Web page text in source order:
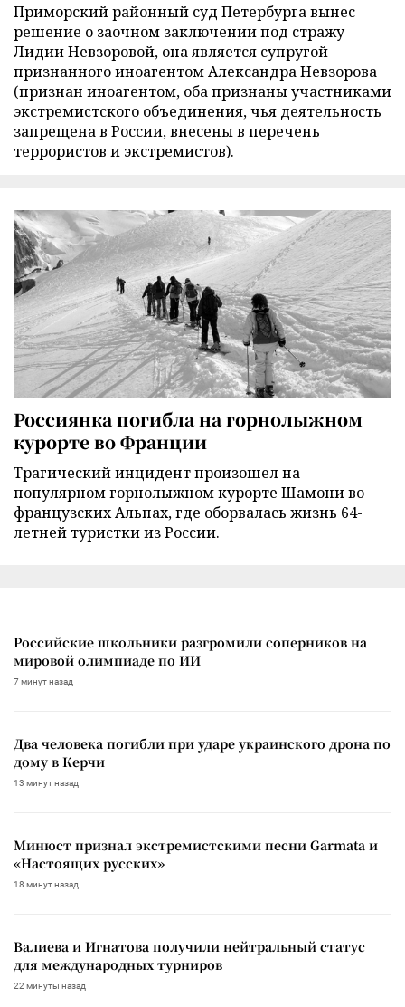
Приморский районный суд Петербурга вынес
решение о заочном заключении под стражу
Лидии Невзоровой, она является супругой
признанного иноагентом Александра Невзорова
(признан иноагентом, оба признаны участниками
экстремистского объединения, чья деятельность
запрещена в России, внесены в перечень
террористов и экстремистов).
Россиянка погибла на горнолыжном
курорте во Франции
Трагический инцидент произошел на
популярном горнолыжном курорте Шамони во
французских Альпах, где оборвалась жизнь 64-
летней туристки из России.
Российские школьники разгромили соперников на
мировой олимпиаде по ИИ
7 минут назад
Два человека погибли при ударе украинского дрона по
дому в Керчи
13 минут назад
Минюст признал экстремистскими песни Garmata и
«Настоящих русских»
18 минут назад
Валиева и Игнатова получили нейтральный статус
для международных турниров
22 минуты назад